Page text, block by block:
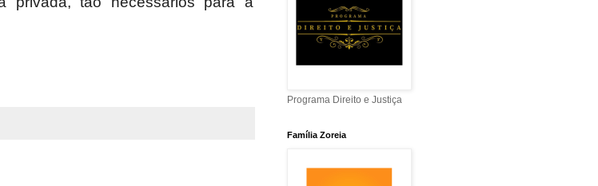
Programa Direito e Justiça
Família Zoreia